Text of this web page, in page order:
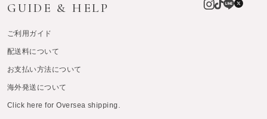
GUIDE & HELP
ご利用ガイド
配送料について
お支払い方法について
海外発送について
Click here for Oversea shipping.